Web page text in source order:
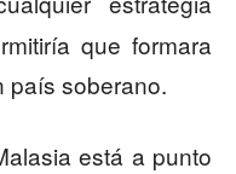
que formara
país soberano.
está a punto